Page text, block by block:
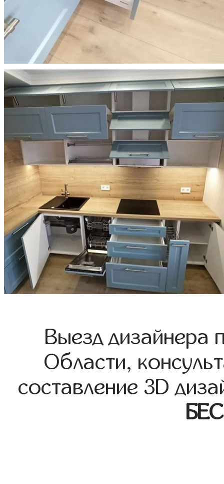
Выезд дизайнера
Области,
составление 3D